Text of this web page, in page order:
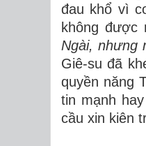
đau khổ vì
không được
Ngài, nhưng
Giê-su đã
quyền năng
tin mạnh
cầu xin kiên